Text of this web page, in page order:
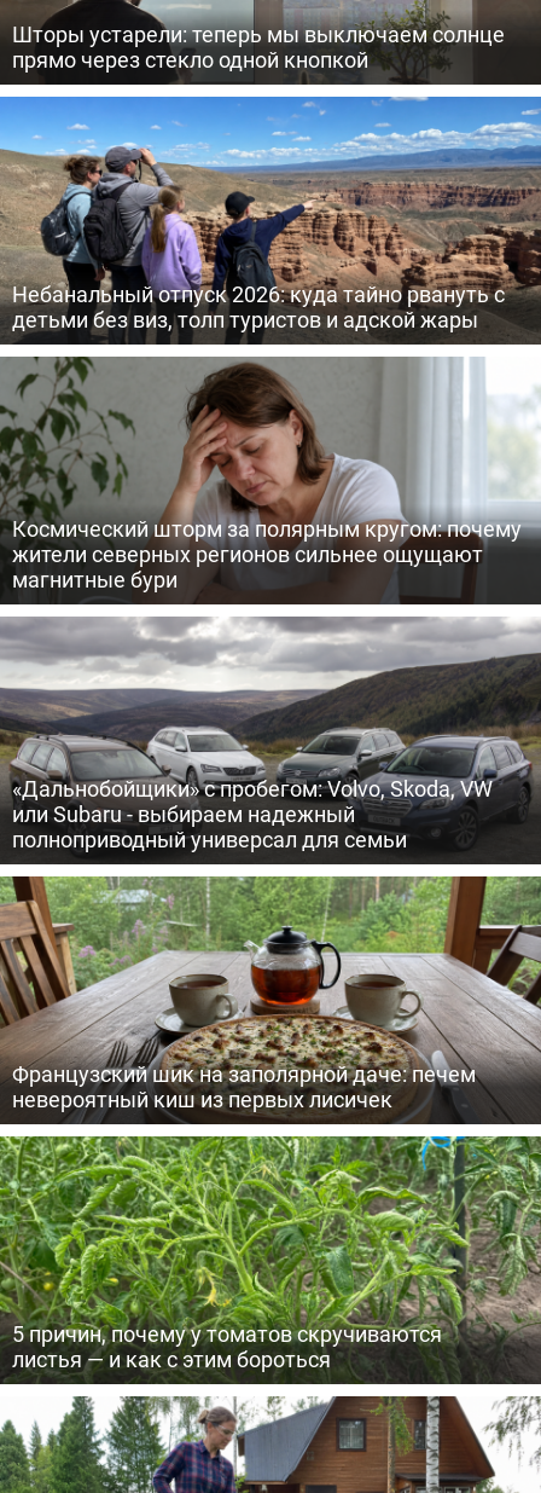
Шторы устарели: теперь мы выключаем солнце
прямо через стекло одной кнопкой
Небанальный отпуск 2026: куда тайно рвануть с
детьми без виз, толп туристов и адской жары
Космический шторм за полярным кругом: почему
жители северных регионов сильнее ощущают
магнитные бури
«Дальнобойщики» с пробегом: Volvo, Skoda, VW
или Subaru - выбираем надежный
полноприводный универсал для семьи
Французский шик на заполярной даче: печем
невероятный киш из первых лисичек
5 причин, почему у томатов скручиваются
листья — и как с этим бороться